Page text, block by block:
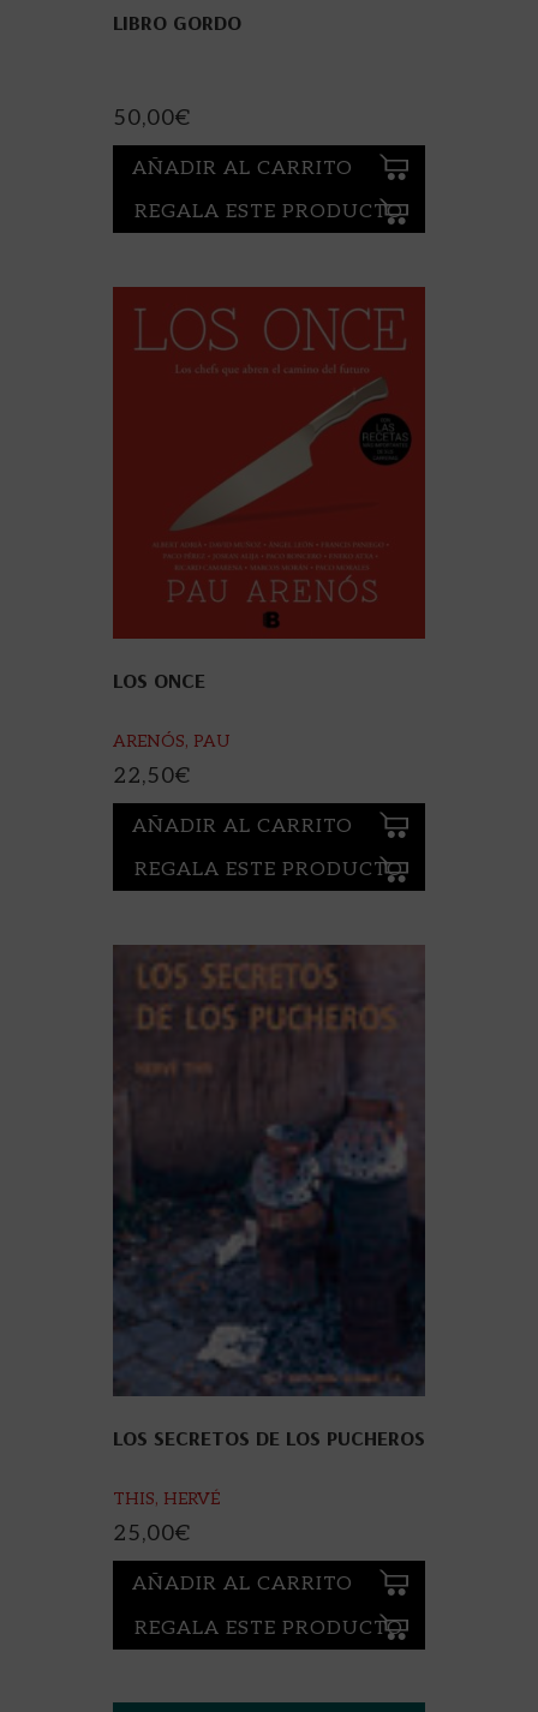
LIBRO GORDO
50,00€
AÑADIR AL CARRITO
REGALA ESTE PRODUCTO
LOS ONCE
ARENÓS, PAU
22,50€
AÑADIR AL CARRITO
REGALA ESTE PRODUCTO
LOS SECRETOS DE LOS PUCHEROS
THIS, HERVÉ
25,00€
AÑADIR AL CARRITO
REGALA ESTE PRODUCTO